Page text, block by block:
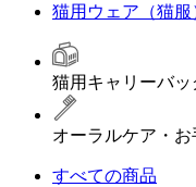
猫用ウェア（猫服
猫用キャリーバッ
オーラルケア・
すべての商品